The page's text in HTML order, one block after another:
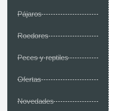
Pájaros
Roedores
Peces y reptiles
Ofertas
Novedades